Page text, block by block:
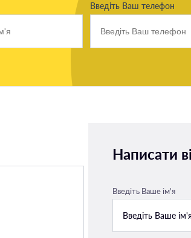
Введіть Ваш телефон
Написати
Введіть Ваше ім'я